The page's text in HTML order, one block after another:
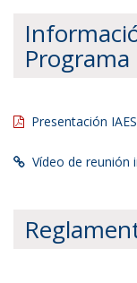
Programa
Presentación
Vídeo de